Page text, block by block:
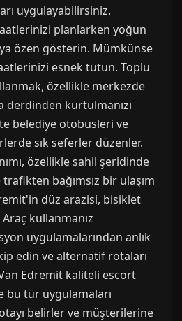
uygulayabilirsiniz.
planlarken yoğun
özen gösterin. Mümkünse
esnek tutun. Toplu
özellikle merkezde
kurtulmanızı
belediye otobüsleri ve
sık seferler düzenler.
özellikle sahil şeridinde
trafikten bağımsız bir ulaşım
düz arazisi, bisiklet
kullanmanız
uygulamalarından anlık
edin ve alternatif rotaları
Edremit kaliteli escort
bu tür uygulamaları
belirler ve müşterilerine